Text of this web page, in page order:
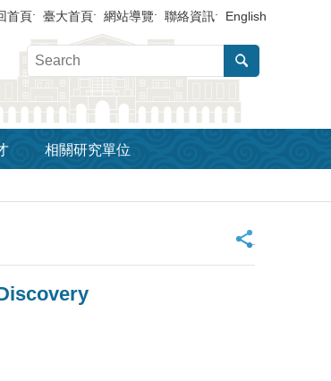
首頁 臺大首頁 網站導覽 聯絡資訊 English
相關研究單位
_